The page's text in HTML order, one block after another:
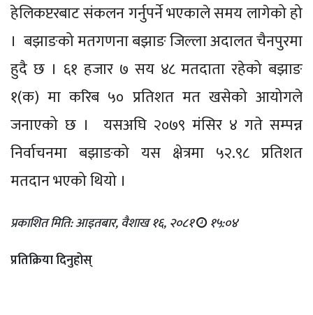
हेलिकप्टरबाट संकलन गर्नुपर्ने भएकाले समय लागेको हो
। बझाङको मतगणना बझाङ जिल्ला अदालत चैनपुरमा
हुदै छ । ६१ हजार ७ सय ४८ मतदाता रहेको बझाङ
१(क) मा करिब ५० प्रतिशत मत खसेको आयोगले
जनाएको छ । यसअघि २०७९ मंसिर ४ गते सम्पन्न
निर्वाचनमा बझाङको यस क्षेत्रमा ५२.९८ प्रतिशत
मतदान भएको थियो ।
प्रकाशित मिति: आइतबार, वैशाख १६, २०८१ १५:०४
प्रतिक्रिया दिनुहोस्